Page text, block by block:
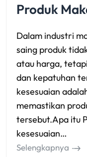
Produk
Dalam industri
saing produk
atau harga,
dan kepatuhan
kesesuaian
memastikan
tersebut.Apa itu
kesesuaian…
Selengkapnya